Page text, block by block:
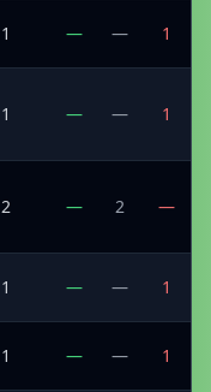
1 — — 1
1 — — 1
2 — 2 —
1 — — 1
1 — — 1